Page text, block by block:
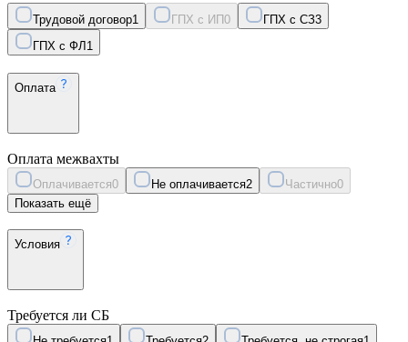
Трудовой договор1 ГПХ с ИП0 ГПХ с СЗ3
ГПХ с ФЛ 1
Оплата
Оплата межвахты
Оплачивается0 Не оплачивается2 Частично0
Показать ещё
Условия
Требуется ли СБ